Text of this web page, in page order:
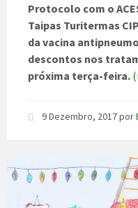
Protocolo com o
Taipas Turitermas
da vacina
descontos nos
próxima terça-feira.
9 Dezembro, 2017por